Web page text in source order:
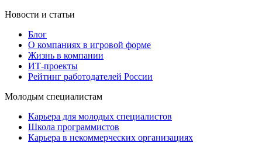
Новости и статьи
Блог
О компаниях в игровой форме
Жизнь в компании
ИТ-проекты
Рейтинг работодателей России
Молодым специалистам
Карьера для молодых специалистов
Школа программистов
Карьера в некоммерческих организациях